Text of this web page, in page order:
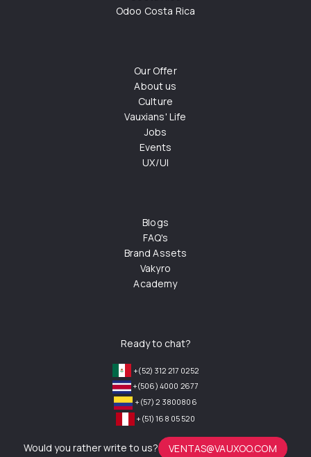
Odoo Costa Rica
Our Offer
About us
Culture
Vauxians' Life
Jobs
Events
UX/UI
Blogs
FAQ's
Brand Assets
Vakyro
Academy
Ready to chat?
+(52) 312 217 0252
+(506) 4000 2677
+(57) 2 3800806
+(51) 168 05 520
Would you rather write to us? VENTAS@VAUXOO.COM